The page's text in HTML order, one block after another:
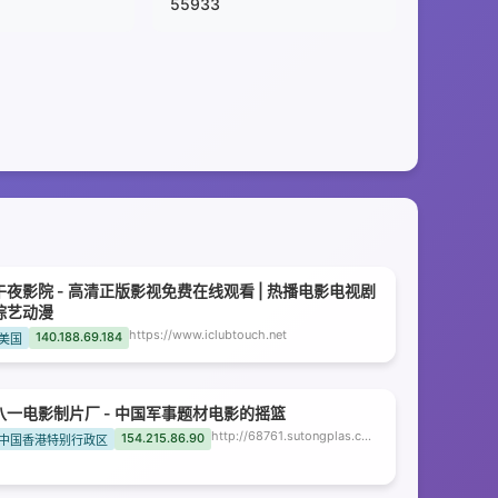
55933
夜影院 - 高清正版影视免费在线观看 | 热播电影电视剧
艺动漫
国 140.188.69.184 https://www.iclubtouch.net
一电影制片厂 - 中国军事题材电影的摇篮
国香港特别行政区 154.215.86.90 http://68761.sutongplas.com